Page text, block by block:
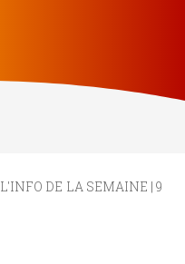
L'INFO DE LA SEMAINE |9